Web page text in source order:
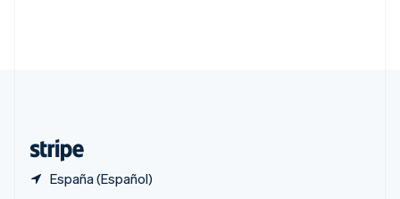
España (Español)